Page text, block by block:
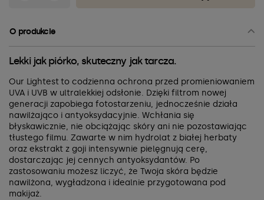
O produkcie
Lekki jak piórko, skuteczny jak tarcza.
Our Lightest to codzienna ochrona przed promieniowaniem
UVA i UVB w ultralekkiej odsłonie. Dzięki filtrom nowej
generacji zapobiega fotostarzeniu, jednocześnie działa
nawilżająco i antyoksydacyjnie. Wchłania się
błyskawicznie, nie obciążając skóry ani nie pozostawiając
tłustego filmu. Zawarte w nim hydrolat z białej herbaty
oraz ekstrakt z goji intensywnie pielęgnują cerę,
dostarczając jej cennych antyoksydantów. Po
zastosowaniu możesz liczyć, że Twoja skóra będzie
nawilżona, wygładzona i idealnie przygotowana pod
makijaż.